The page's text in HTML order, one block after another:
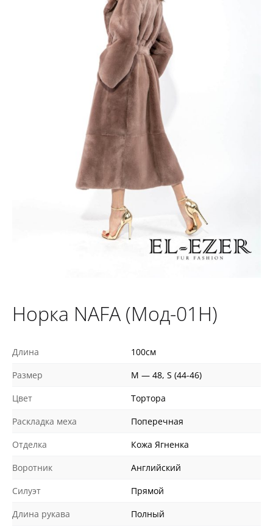
Норка NAFA (Мод-01Н)
Длина
100см
Размер
M — 48, S (44-46)
Цвет
Тортора
Раскладка меха
Поперечная
Отделка
Кожа Ягненка
Воротник
Английский
Силуэт
Прямой
Длина рукава
Полный